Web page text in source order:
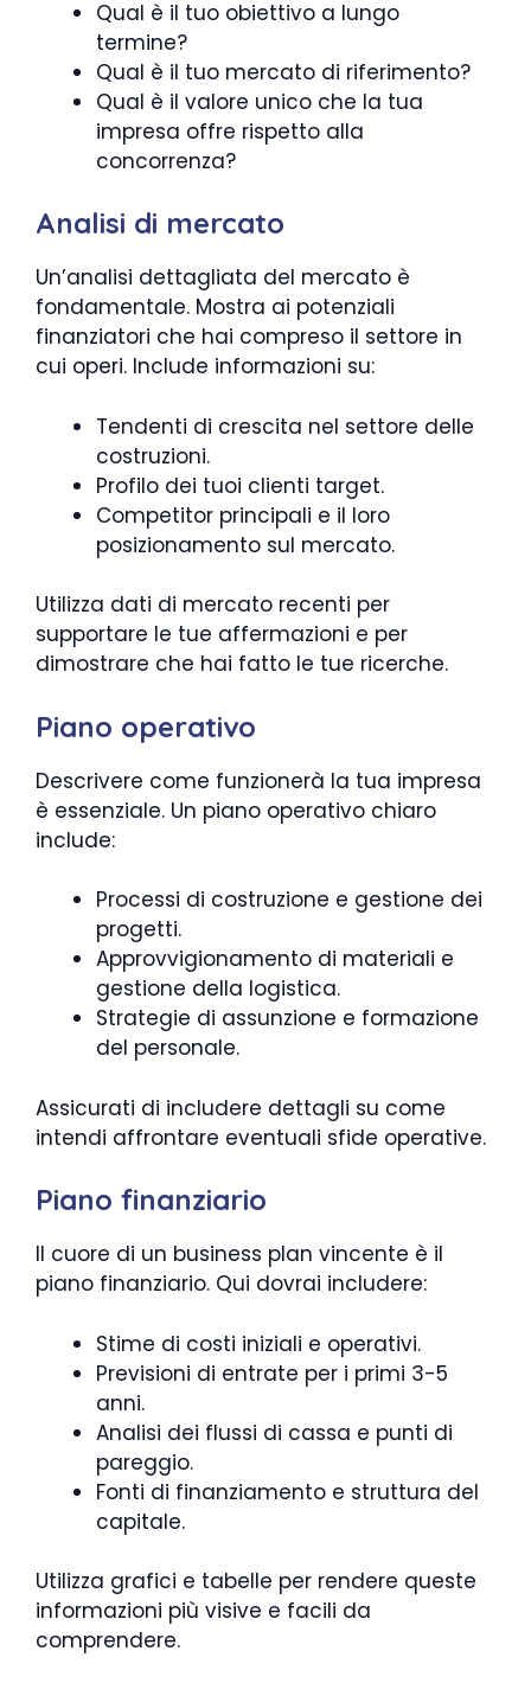
Qual è il tuo obiettivo a lungo
termine?
Qual è il tuo mercato di riferimento?
Qual è il valore unico che la tua
impresa offre rispetto alla
concorrenza?
Analisi di mercato
Un’analisi dettagliata del mercato è
fondamentale. Mostra ai potenziali
finanziatori che hai compreso il settore in
cui operi. Include informazioni su:
Tendenti di crescita nel settore delle
costruzioni.
Profilo dei tuoi clienti target.
Competitor principali e il loro
posizionamento sul mercato.
Utilizza dati di mercato recenti per
supportare le tue affermazioni e per
dimostrare che hai fatto le tue ricerche.
Piano operativo
Descrivere come funzionerà la tua impresa
è essenziale. Un piano operativo chiaro
include:
Processi di costruzione e gestione dei
progetti.
Approvvigionamento di materiali e
gestione della logistica.
Strategie di assunzione e formazione
del personale.
Assicurati di includere dettagli su come
intendi affrontare eventuali sfide operative.
Piano finanziario
Il cuore di un business plan vincente è il
piano finanziario. Qui dovrai includere:
Stime di costi iniziali e operativi.
Previsioni di entrate per i primi 3-5
anni.
Analisi dei flussi di cassa e punti di
pareggio.
Fonti di finanziamento e struttura del
capitale.
Utilizza grafici e tabelle per rendere queste
informazioni più visive e facili da
comprendere.